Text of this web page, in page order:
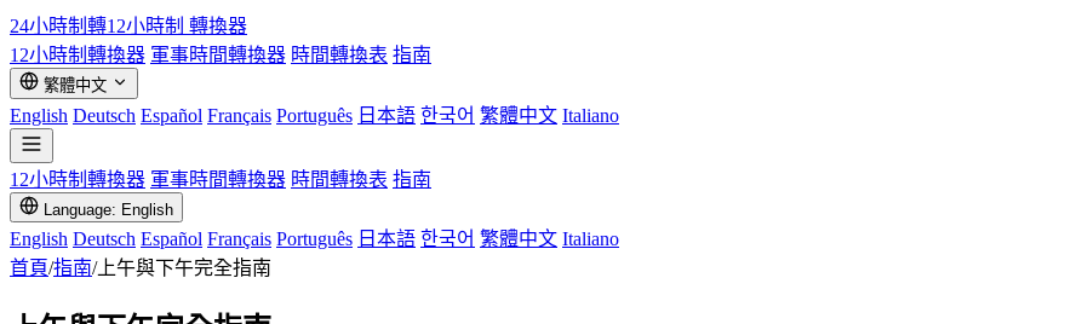
24小時制轉12小時制 轉換器
12小時制轉換器 軍事時間轉換器 時間轉換表 指南
繁體中文
English Deutsch Español Français Português 日本語 한국어 繁體中文 Italiano
12小時制轉換器 軍事時間轉換器 時間轉換表 指南
Language: English
English Deutsch Español Français Português 日本語 한국어 繁體中文 Italiano
首頁/指南/上午與下午完全指南